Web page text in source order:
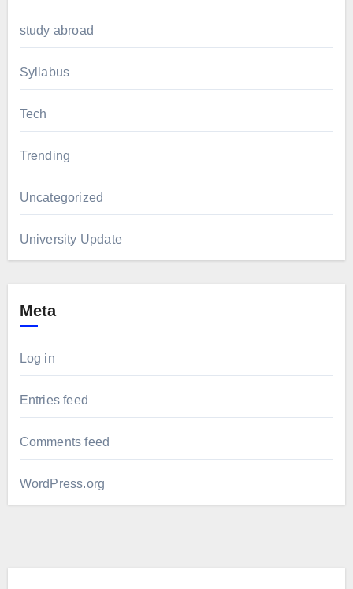
study abroad
Syllabus
Tech
Trending
Uncategorized
University Update
Meta
Log in
Entries feed
Comments feed
WordPress.org